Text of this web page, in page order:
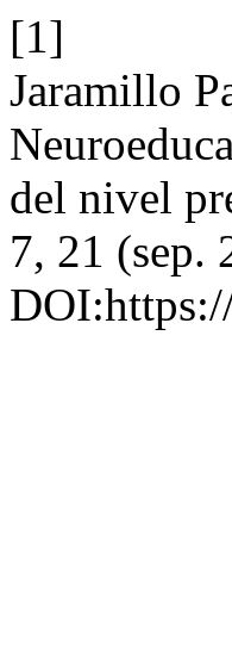
[1]
Jaramillo
del nivel
7, 21 (sep.